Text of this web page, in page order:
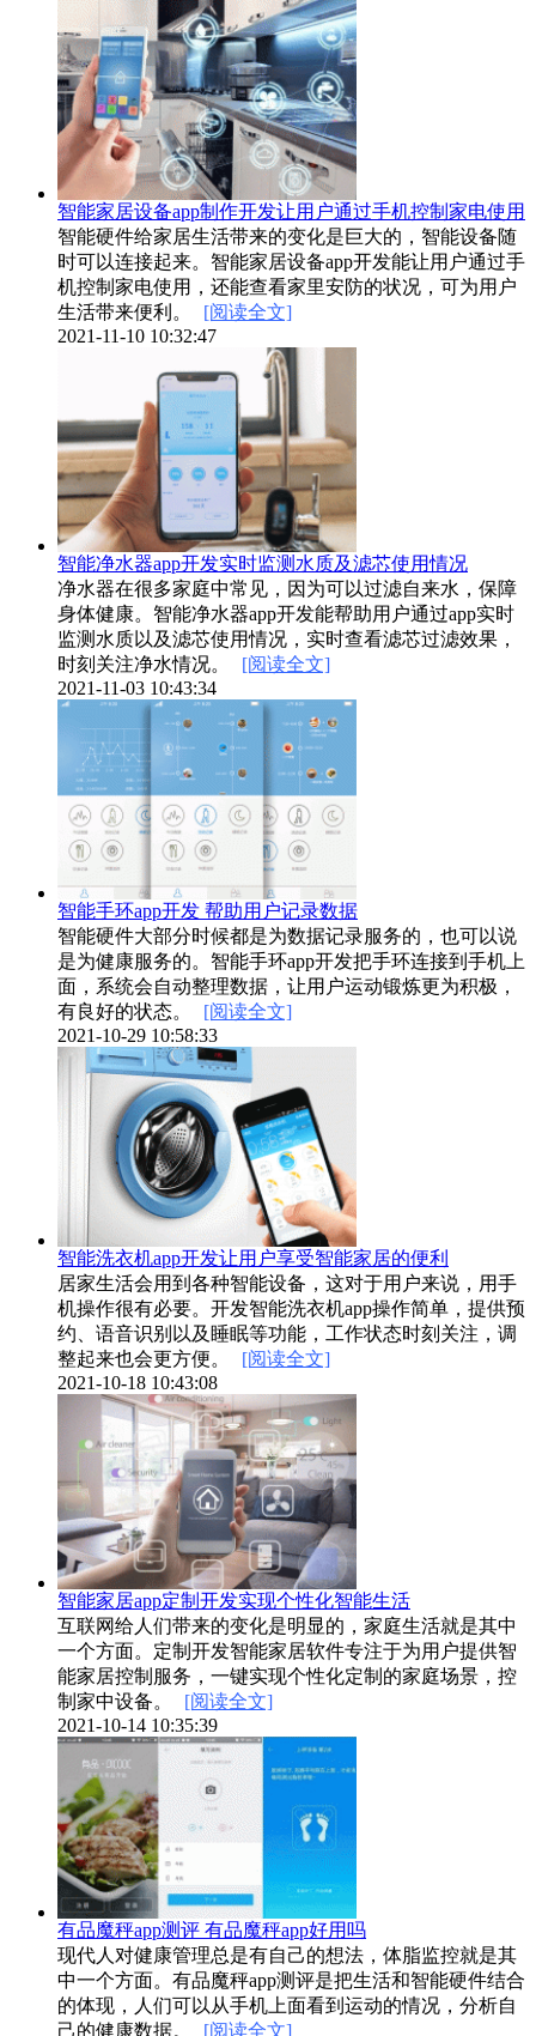
智能家居设备app制作开发让用户通过手机控制家电使用
智能硬件给家居生活带来的变化是巨大的，智能设备随
时可以连接起来。智能家居设备app开发能让用户通过手
机控制家电使用，还能查看家里安防的状况，可为用户
生活带来便利。
[阅读全文]
2021-11-10 10:32:47
智能净水器app开发实时监测水质及滤芯使用情况
净水器在很多家庭中常见，因为可以过滤自来水，保障
身体健康。智能净水器app开发能帮助用户通过app实时
监测水质以及滤芯使用情况，实时查看滤芯过滤效果，
时刻关注净水情况。
[阅读全文]
2021-11-03 10:43:34
智能手环app开发 帮助用户记录数据
智能硬件大部分时候都是为数据记录服务的，也可以说
是为健康服务的。智能手环app开发把手环连接到手机上
面，系统会自动整理数据，让用户运动锻炼更为积极，
有良好的状态。
[阅读全文]
2021-10-29 10:58:33
智能洗衣机app开发让用户享受智能家居的便利
居家生活会用到各种智能设备，这对于用户来说，用手
机操作很有必要。开发智能洗衣机app操作简单，提供预
约、语音识别以及睡眠等功能，工作状态时刻关注，调
整起来也会更方便。
[阅读全文]
2021-10-18 10:43:08
智能家居app定制开发实现个性化智能生活
互联网给人们带来的变化是明显的，家庭生活就是其中
一个方面。定制开发智能家居软件专注于为用户提供智
能家居控制服务，一键实现个性化定制的家庭场景，控
制家中设备。
[阅读全文]
2021-10-14 10:35:39
有品魔秤app测评 有品魔秤app好用吗
现代人对健康管理总是有自己的想法，体脂监控就是其
中一个方面。有品魔秤app测评是把生活和智能硬件结合
的体现，人们可以从手机上面看到运动的情况，分析自
己的健康数据。
[阅读全文]